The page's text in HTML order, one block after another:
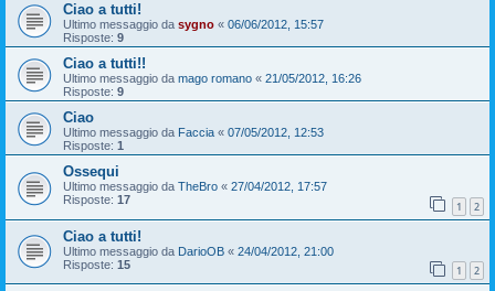
Ciao a tutti!
Ultimo messaggio da sygno « 06/06/2012, 15:57
Risposte: 9
Ciao a tutti!!
Ultimo messaggio da mago romano « 21/05/2012, 16:26
Risposte: 9
Ciao
Ultimo messaggio da Faccia « 07/05/2012, 12:53
Risposte: 1
Ossequi
Ultimo messaggio da TheBro « 27/04/2012, 17:57
Risposte: 17 1 2
Ciao a tutti!
Ultimo messaggio da DarioOB « 24/04/2012, 21:00
Risposte: 15 1 2